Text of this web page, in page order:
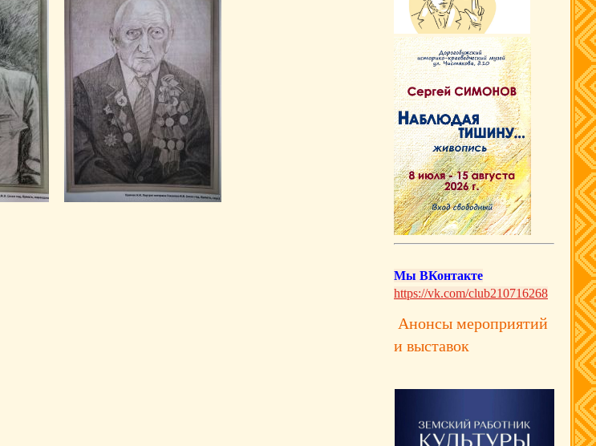
Мы ВКонтакте
https://vk.com/club210716268
Анонсы мероприятий
и выставок